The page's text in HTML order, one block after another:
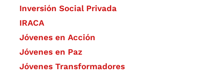
Inversión Social Privada
IRACA
Jóvenes en Acción
Jóvenes en Paz
Jóvenes Transformadores